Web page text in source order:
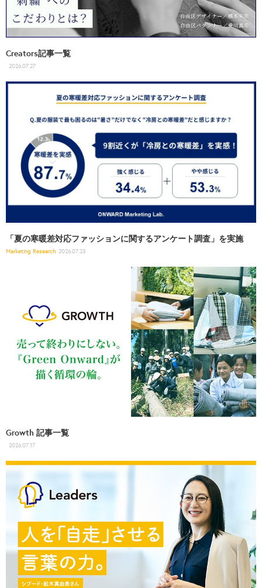
Creators記事一覧
2026.07.27
「夏の寒暖差対応ファッションに関するアンケート調査」を実施
Marketing Research 2026.07.23
Growth 記事一覧
2026.07.17